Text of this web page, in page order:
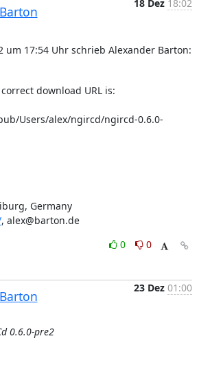
18 Dez 18:02
um 17:54 Uhr schrieb Alexander Barton:
download URL is:
Alexander Barton, Freiburg, Germany
, alex@barton.de
0
0
23 Dez 01:00
0.6.0-pre2